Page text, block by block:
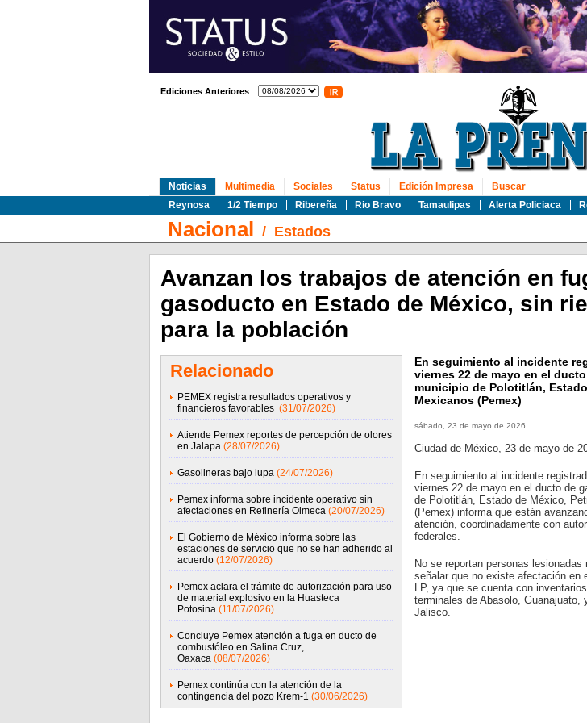
Ediciones Anteriores
Noticias
Reynosa
1/2 Tiempo Ribereña Rio Bravo Tamaulipas Alerta Policiaca
Multimedia Sociales Status Edición Impresa Buscar
Nacional / Estados
Avanzan los trabajos de atención en
gasoducto en Estado de México, sin
para la población
Relacionado
PEMEX registra resultados operativos y
financieros favorables (31/07/2026)
Atiende Pemex reportes de percepción de olores
en Jalapa (28/07/2026)
Gasolineras bajo lupa (24/07/2026)
Pemex informa sobre incidente operativo sin
afectaciones en Refinería Olmeca (20/07/2026)
El Gobierno de México informa sobre las
estaciones de servicio que no se han adherido al
acuerdo (12/07/2026)
Pemex aclara el trámite de autorización para uso
de material explosivo en la Huasteca
Potosina (11/07/2026)
Concluye Pemex atención a fuga en ducto de
combustóleo en Salina Cruz,
Oaxaca (08/07/2026)
Pemex continúa con la atención de la
contingencia del pozo Krem-1 (30/06/2026)
En seguimiento al incidente
viernes 22 de mayo en el
municipio de Polotitlán,
Mexicanos (Pemex)
sábado, 23 de mayo de 2026
Ciudad de México, 23 de mayo de
En seguimiento al incidente
viernes 22 de mayo en el ducto de
de Polotitlán, Estado de México,
(Pemex) informa que están
atención, coordinadamente con
federales.
No se reportan personas
señalar que no existe afectación en
LP, ya que se cuenta con
terminales de Abasolo, Guanajuato,
Jalisco.